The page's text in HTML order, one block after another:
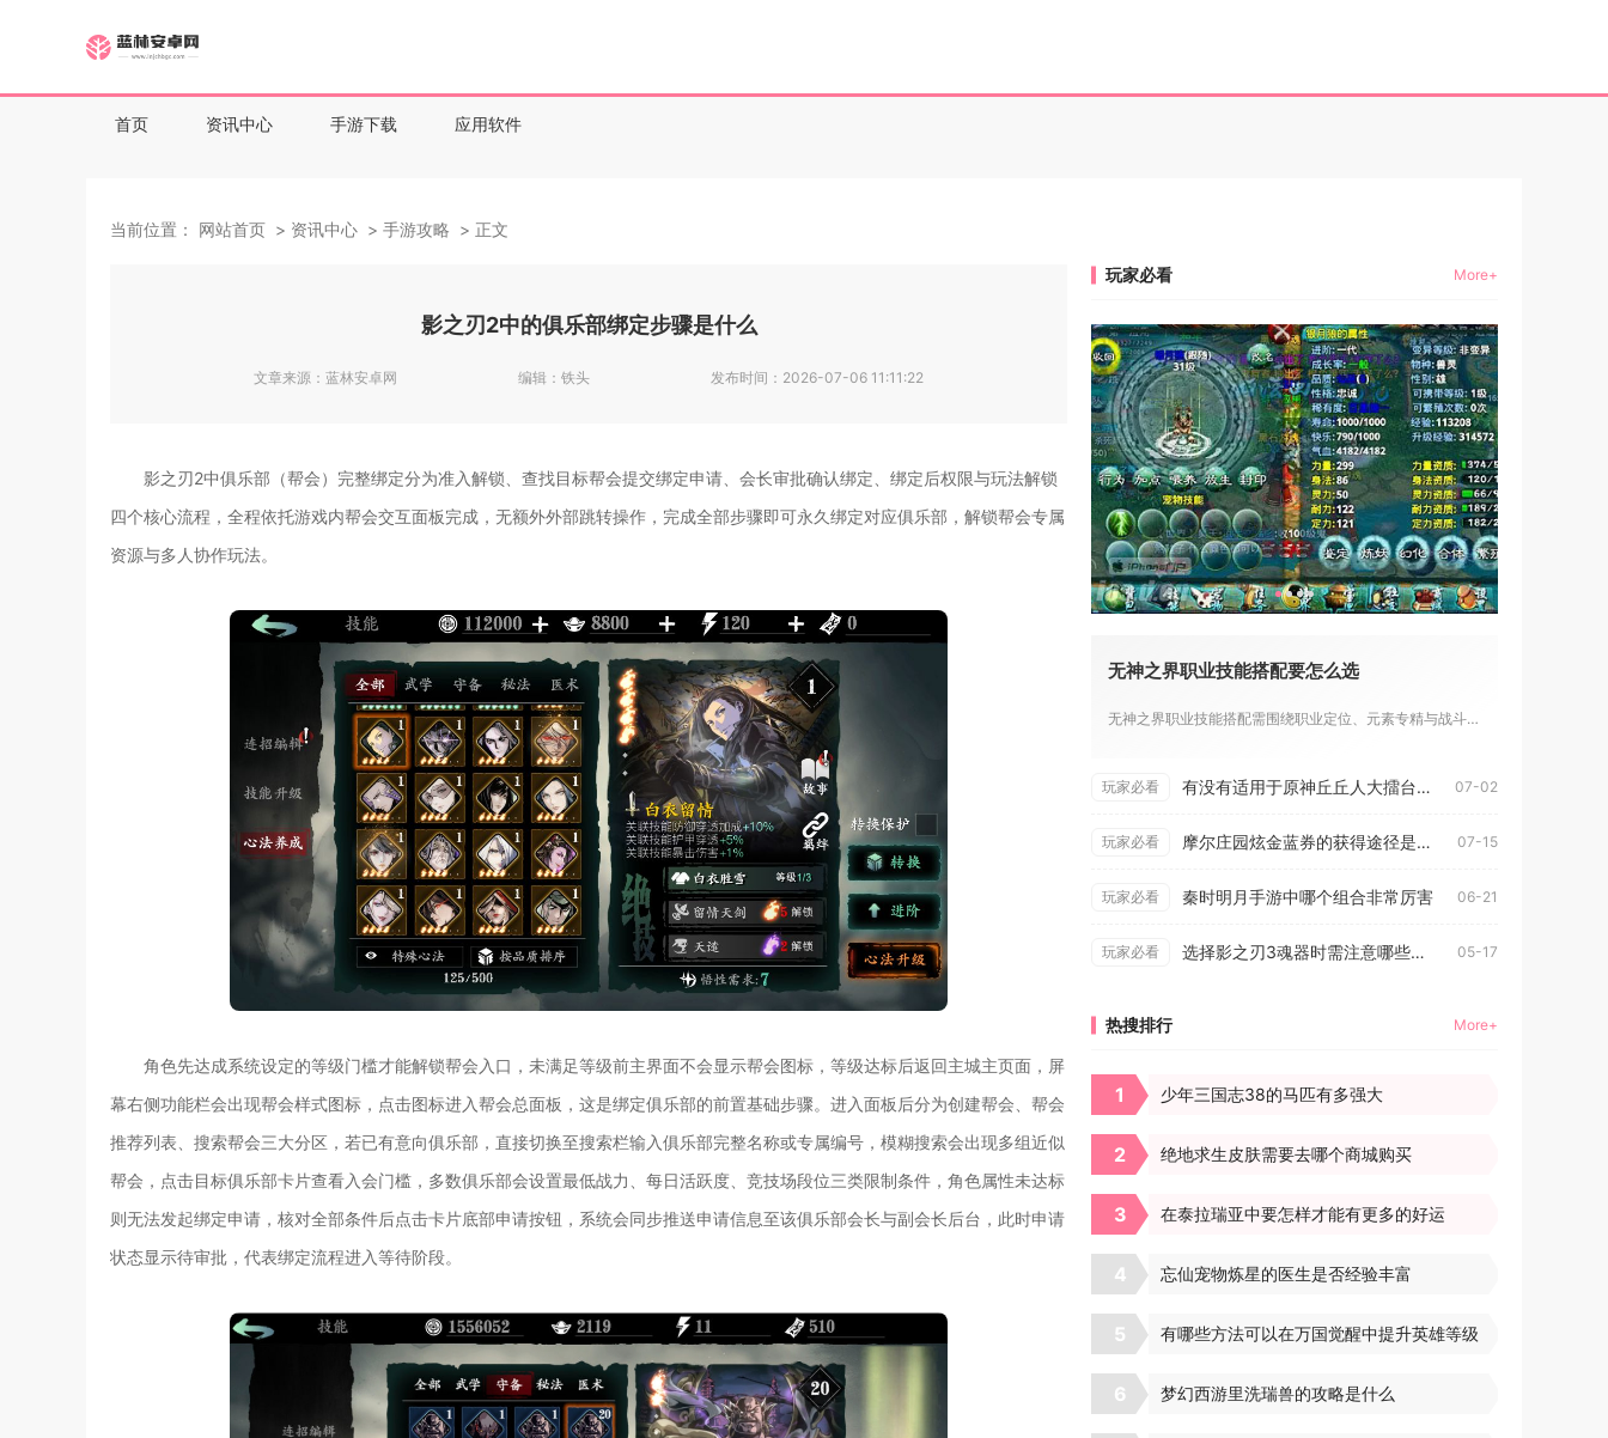
首页 资讯中心 手游下载 应用软件
当前位置： 网站首页 资讯中心 手游攻略 正文
影之刃2中的俱乐部绑定步骤是什么
文章来源： 蓝林安卓网 编辑： 铁头 发布时间： 2026-07-06 11:11:22
影之刃2中俱乐部（帮会）完整绑定分为准入解锁、查找目标帮会提交绑定申请、会长审批确认绑定、绑定后权限与玩法解锁
四个核心流程，全程依托游戏内帮会交互面板完成，无额外外部跳转操作，完成全部步骤即可永久绑定对应俱乐部，解锁帮会专属
资源与多人协作玩法。
角色先达成系统设定的等级门槛才能解锁帮会入口，未满足等级前主界面不会显示帮会图标，等级达标后返回主城主页面，屏
幕右侧功能栏会出现帮会样式图标，点击图标进入帮会总面板，这是绑定俱乐部的前置基础步骤。进入面板后分为创建帮会、帮会
推荐列表、搜索帮会三大分区，若已有意向俱乐部，直接切换至搜索栏输入俱乐部完整名称或专属编号，模糊搜索会出现多组近似
帮会，点击目标俱乐部卡片查看入会门槛，多数俱乐部会设置最低战力、每日活跃度、竞技场段位三类限制条件，角色属性未达标
则无法发起绑定申请，核对全部条件后点击卡片底部申请按钮，系统会同步推送申请信息至该俱乐部会长与副会长后台，此时申请
状态显示待审批，代表绑定流程进入等待阶段。
玩家必看 More+
无神之界职业技能搭配要怎么选
无神之界职业技能搭配需围绕职业定位、元素专精与战斗场景进行组...
玩家必看 有没有适用于原神丘丘人大擂台的团队策略 07-02
玩家必看 摩尔庄园炫金蓝券的获得途径是什么 07-15
玩家必看 秦时明月手游中哪个组合非常厉害 06-21
玩家必看 选择影之刃3魂器时需注意哪些因素 05-17
热搜排行 More+
1 少年三国志38的马匹有多强大
2 绝地求生皮肤需要去哪个商城购买
3 在泰拉瑞亚中要怎样才能有更多的好运
4 忘仙宠物炼星的医生是否经验丰富
5 有哪些方法可以在万国觉醒中提升英雄等级
6 梦幻西游里洗瑞兽的攻略是什么